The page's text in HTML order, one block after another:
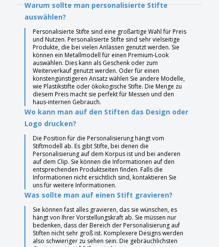
Warum sollte man personalisierte Stifte
auswählen?
Personalisierte Stifte sind eine großartige Wahl für Preis
und Nutzen. Personalisierte Stifte sind sehr vielseitige
Produkte, die bei vielen Anlässen genutzt werden. Sie
können ein Metallmodell für einen Premium-Look
auswählen. Dies kann als Geschenk oder zum
Weiterverkauf genutzt werden. Oder für einen
konstengünstigeren Ansatz wählen Sie andere Modelle,
wie Plastikstifte oder ökokogische Stifte. Die Menge zu
diesem Preis macht sie perfekt für Messen und den
haus-internen Gebrauch.
Wo kann man auf den Stiften das Design oder
Logo drucken?
Die Position für die Personalisierung hängt vom
Stiftmodell ab. Es gibt Stifte, bei denen die
Personalisierung auf dem Korpus ist und bei anderen
auf dem Clip. Sie können die Informationen auf den
entsprechenden Produktseiten finden. Falls die
Informationen nicht ersichtlich sind, kontaktieren Sie
uns für weitere Informationen.
Was sollte man auf einen Stift gravieren?
Sie können fast alles gravieren, das sie wünschen, es
hängt von Ihrer Vorstellungskraft ab. Sie müssen nur
bedenken, dass der Bereich der Personalisierung auf
Stiften nicht sehr groß ist. Komplexere Designs werden
also schwieriger zu sehen sein. Die gebräuchlichsten